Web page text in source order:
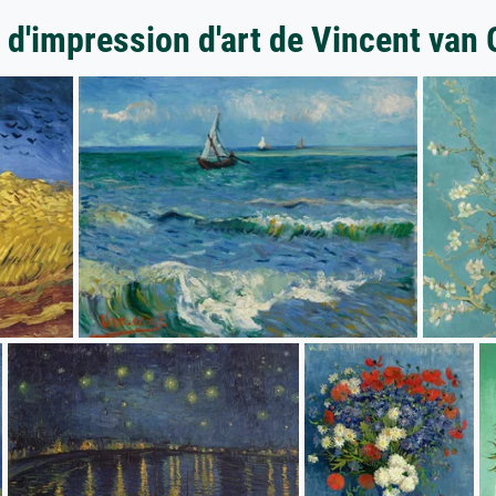
d'art de Vincent van